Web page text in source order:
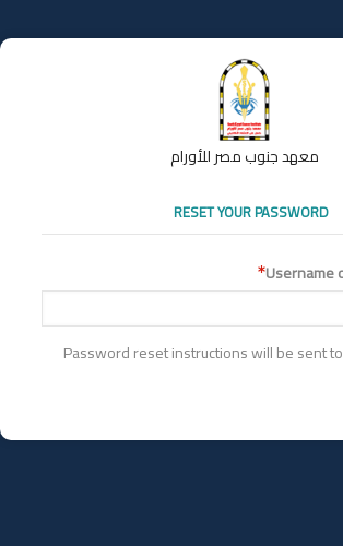
معهد جنوب مصر للأورام
RESET YOUR PASSWORD
Username
Password reset instructions will be sent